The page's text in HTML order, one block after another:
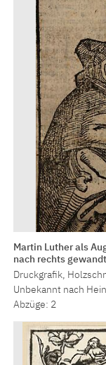
Martin Luther als
nach rechts
Druckgrafik,
Unbekannt nach
Abzüge: 2